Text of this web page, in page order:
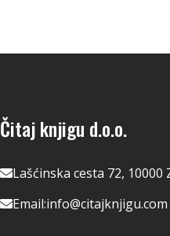
Čitaj knjigu d.o.o.
Lašćinska cesta 72,
Email:info@citajknjigu.com